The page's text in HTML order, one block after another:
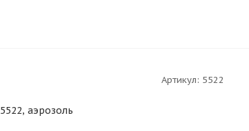
Артикул: 5522
5522, аэрозоль